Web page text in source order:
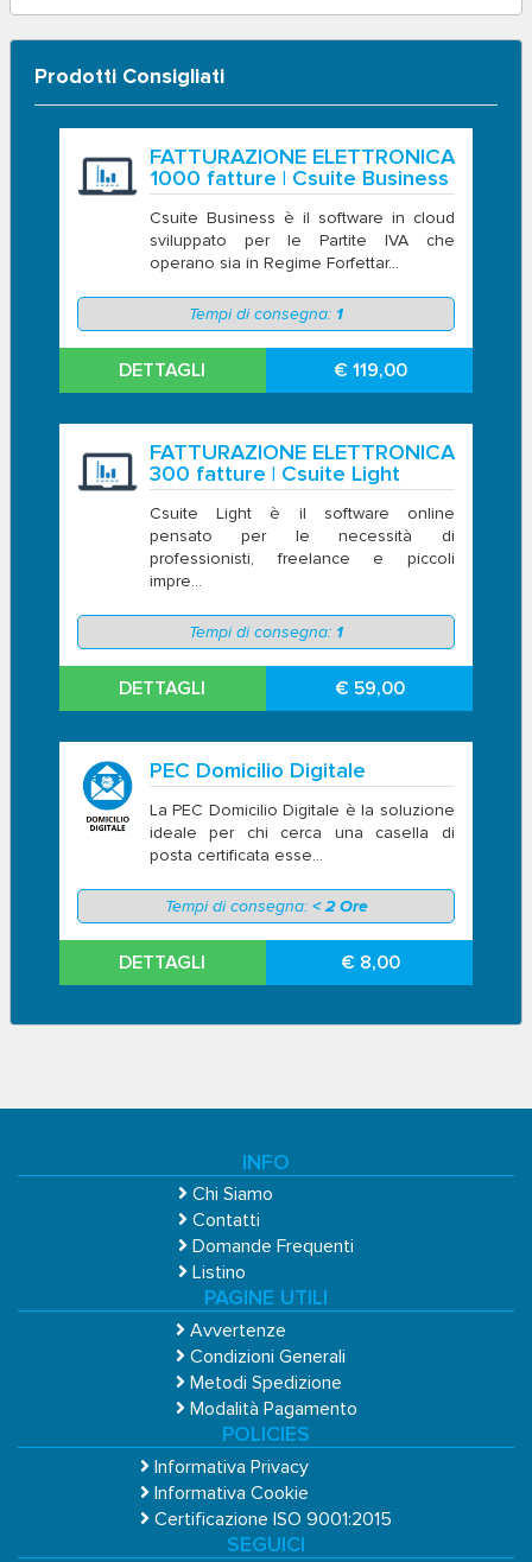
Prodotti Consigliati
FATTURAZIONE ELETTRONICA
1000 fatture | Csuite Business
Csuite Business è il software in cloud
sviluppato per le Partite IVA che
operano sia in Regime Forfettar...
Tempi di consegna: 1
DETTAGLI € 119,00
FATTURAZIONE ELETTRONICA
300 fatture | Csuite Light
Csuite Light è il software online
pensato per le necessità di
professionisti, freelance e piccoli
impre...
Tempi di consegna: 1
DETTAGLI € 59,00
PEC Domicilio Digitale
La PEC Domicilio Digitale è la soluzione
ideale per chi cerca una casella di
posta certificata esse...
Tempi di consegna: < 2 Ore
DETTAGLI € 8,00
INFO
Chi Siamo
Contatti
Domande Frequenti
Listino
PAGINE UTILI
Avvertenze
Condizioni Generali
Metodi Spedizione
Modalità Pagamento
POLICIES
Informativa Privacy
Informativa Cookie
Certificazione ISO 9001:2015
SEGUICI